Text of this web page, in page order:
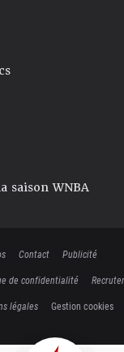
saison WNBA
Contact
Publicité
de confidentialité
légales
Gestion cookies